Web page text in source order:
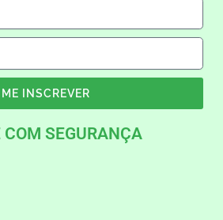
ME INSCREVER
COM SEGURANÇA